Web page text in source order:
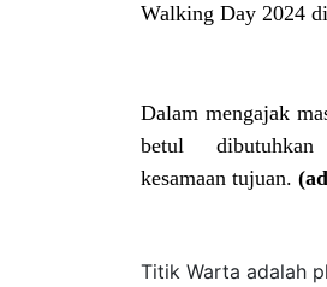
Walking Day 2024
Dalam mengajak
betul
kesamaan tujuan.
Titik Warta adalah